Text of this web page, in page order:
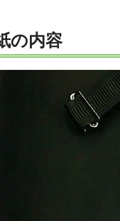
の内容